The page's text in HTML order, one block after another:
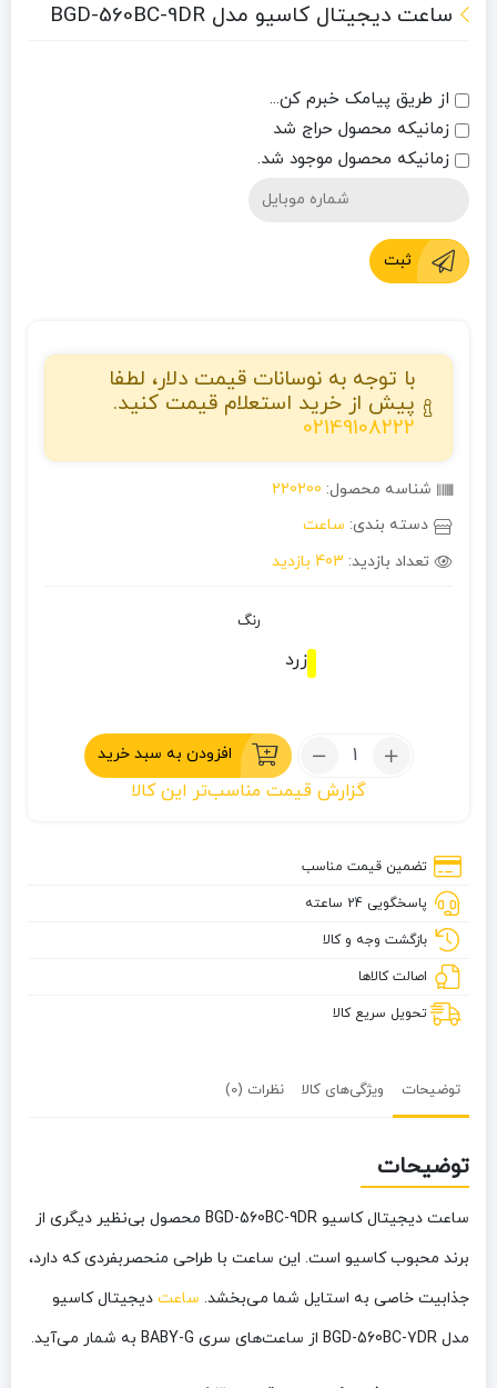
ساعت دیجیتال کاسیو مدل BGD-560BC-9DR
از طریق پیامک خبرم کن...
زمانیکه محصول حراج شد
زمانیکه محصول موجود شد.
ثبت
با توجه به نوسانات قیمت دلار، لطفا
پیش از خرید استعلام قیمت کنید.
02149108222
شناسه محصول: 220200
دسته بندی: ساعت
تعداد بازدید: 403 بازدید
رنگ
زرد
تعداد:
دیجیتال
BGD-
560BC-
9DR
افزودن به سبد خرید
گزارش قیمت مناسب‌تر این کالا
تضمین قیمت مناسب
پاسخگویی 24 ساعته
بازگشت وجه و کالا
اصالت کالاها
تحویل سریع کالا
توضیحات ویژگی‌های کالا نظرات (0)
توضیحات
ساعت دیجیتال کاسیو BGD-560BC-9DR محصول بی‌نظیر دیگری از
برند محبوب کاسیو است. این ساعت با طراحی منحصربفردی که دارد،
جذابیت خاصی به استایل شما می‌بخشد. ساعت دیجیتال کاسیو
مدل BGD-560BC-7DR از ساعت‌های سری BABY-G به شمار می‌آید.